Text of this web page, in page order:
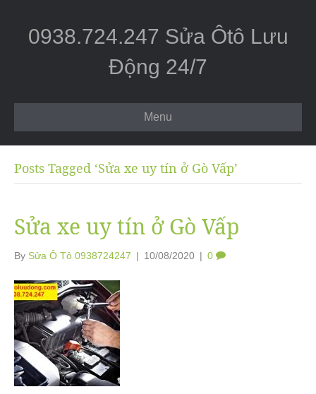
0938.724.247 Sửa Ôtô Lưu
Động 24/7
Menu
Posts Tagged ‘Sửa xe uy tín ở Gò Vấp’
Sửa xe uy tín ở Gò Vấp
By Sửa Ô Tô 0938724247 | 10/08/2020 | 0